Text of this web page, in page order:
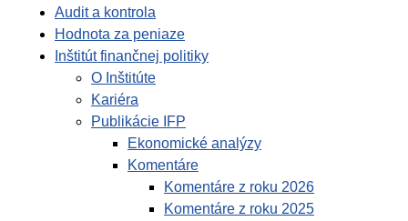
Audit a kontrola
Hodnota za peniaze
Inštitút finančnej politiky
O Inštitúte
Kariéra
Publikácie IFP
Ekonomické analýzy
Komentáre
Komentáre z roku 2026
Komentáre z roku 2025